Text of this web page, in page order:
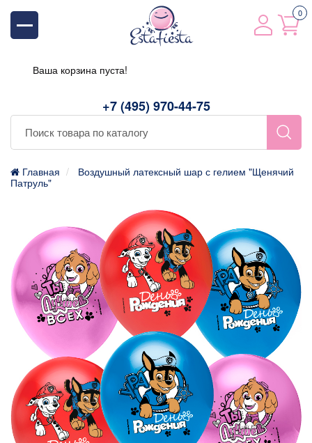
+7 (495) 970-44-75
0
Ваша корзина пуста!
Главная
Воздушный латексный шар с гелием "Щенячий
Патруль"